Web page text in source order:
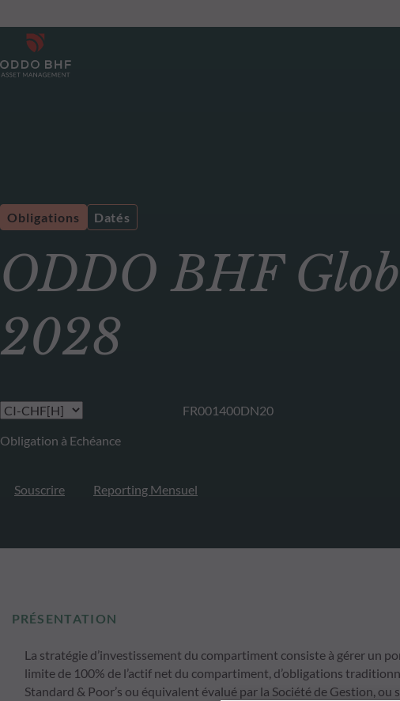
ODDO BHF
2028
Obligations Datés
FR001400DN20
Obligation à Echéance
Souscrire Reporting Mensuel
PRÉSENTATION
La stratégie d’investissement du compartiment consiste à gérer un
limite de 100% de l’actif net du compartiment, d’obligations
Standard & Poor’s ou équivalent évalué par la Société de Gestion,